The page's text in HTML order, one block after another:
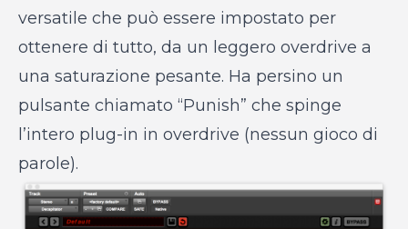
versatile che può essere impostato per
ottenere di tutto, da un leggero overdrive a
una saturazione pesante. Ha persino un
pulsante chiamato “Punish” che spinge
l’intero plug-in in overdrive (nessun gioco di
parole).